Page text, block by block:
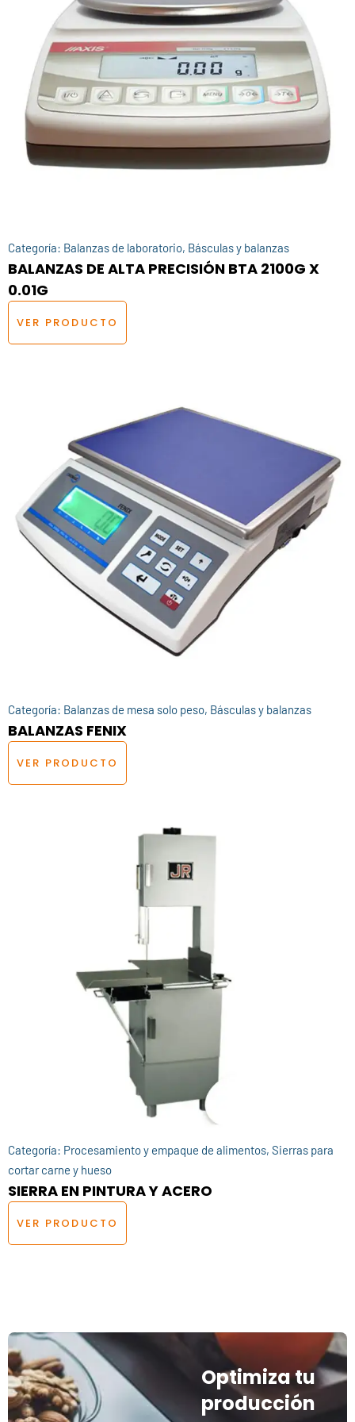
Categoría: Balanzas de laboratorio, Básculas y balanzas
BALANZAS DE ALTA PRECISIÓN BTA 2100G X
0.01G
VER PRODUCTO
Categoría: Balanzas de mesa solo peso, Básculas y balanzas
BALANZAS FENIX
VER PRODUCTO
Categoría: Procesamiento y empaque de alimentos, Sierras para
cortar carne y hueso
SIERRA EN PINTURA Y ACERO
VER PRODUCTO
Optimiza tu
producción